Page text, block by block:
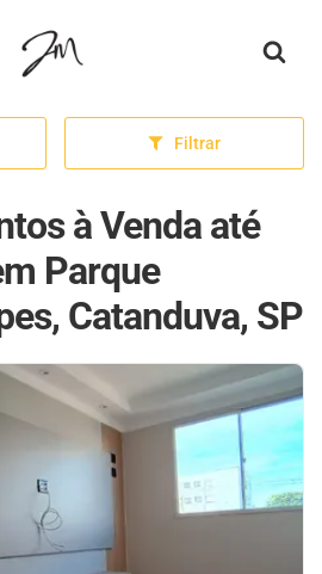
Página inicial
Filtrar
à Venda até
Parque
Catanduva, SP